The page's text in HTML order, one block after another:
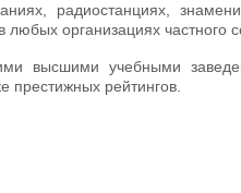
радиостанциях,
организациях частного
высшими учебными
рейтингов.